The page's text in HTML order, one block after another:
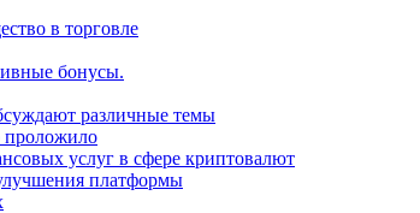
в торговле
бонусы.
различные темы
проложило
услуг в сфере криптовалют
платформы